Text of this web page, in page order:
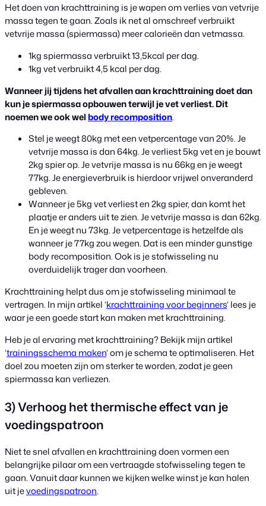
Het doen van krachttraining is je wapen om verlies van vetvrije
massa tegen te gaan. Zoals ik net al omschreef verbruikt
vetvrije massa (spiermassa) meer calorieën dan vetmassa.
1kg spiermassa verbruikt 13,5kcal per dag.
1kg vet verbruikt 4,5 kcal per dag.
Wanneer jij tijdens het afvallen aan krachttraining doet dan
kun je spiermassa opbouwen terwijl je vet verliest. Dit
noemen we ook welbody recomposition.
Stel je weegt 80kg met een vetpercentage van 20%. Je
vetvrije massa is dan 64kg. Je verliest 5kg vet en je bouwt
2kg spier op. Je vetvrije massa is nu 66kg en je weegt
77kg. Je energieverbruik is hierdoor vrijwel onveranderd
gebleven.
Wanneer je 5kg vet verliest en 2kg spier, dan komt het
plaatje er anders uit te zien. Je vetvrije massa is dan 62kg.
En je weegt nu 73kg. Je vetpercentage is hetzelfde als
wanneer je 77kg zou wegen. Dat is een minder gunstige
body recomposition. Ook is je stofwisseling nu
overduidelijk trager dan voorheen.
Krachttraining helpt dus om je stofwisseling minimaal te
vertragen. In mijn artikel ‘krachttraining voor beginners‘ lees je
waar je een goede start kan maken met krachttraining.
Heb je al ervaring met krachttraining? Bekijk mijn artikel
‘trainingsschema maken‘ om je schema te optimaliseren. Het
doel zou moeten zijn om sterker te worden, zodat je geen
spiermassa kan verliezen.
3) Verhoog het thermische effect van je
voedingspatroon
Niet te snel afvallen en krachttraining doen vormen een
belangrijke pilaar om een vertraagde stofwisseling tegen te
gaan. Vanuit daar kunnen we kijken welke winst je kan halen
uit jevoedingspatroon.